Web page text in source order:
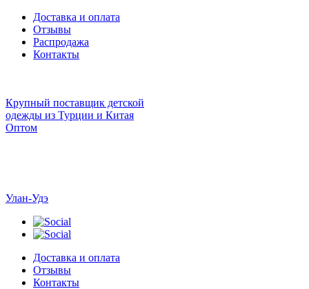
Доставка и оплата
Отзывы
Распродажа
Контакты
Крупный поставщик детской
одежды из Турции и Китая
Оптом
Улан-Удэ
Доставка и оплата
Отзывы
Контакты